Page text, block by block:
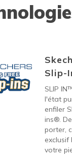
Slip-
SLIP
l'état
enfiler
ins®.
porter,
votre